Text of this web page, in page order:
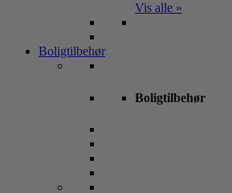
Vis alle »
Boligtilbehør
Boligtilbehør